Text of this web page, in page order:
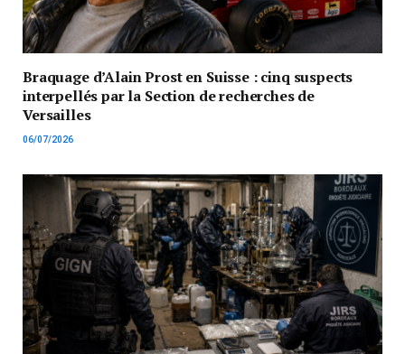
Braquage d’Alain Prost en Suisse : cinq suspects
interpellés par la Section de recherches de
Versailles
06/07/2026